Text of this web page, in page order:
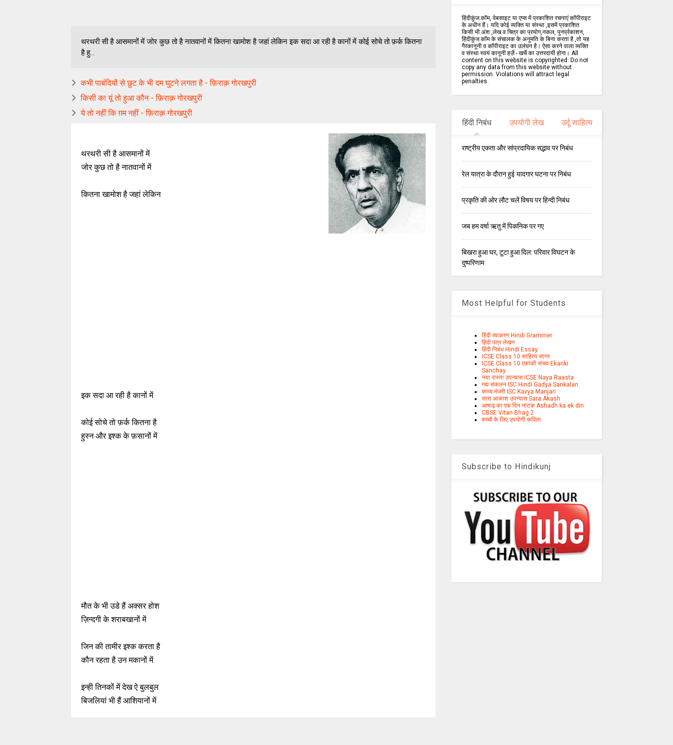
थरथरी सी है आसमानों में जोर कुछ तो है नातवानों में कितना खामोश है जहां लेकिन इक सदा आ रही है कानों में कोई सोचे तो फ़र्क कितना
है हु...
कभी पाबंदियों से छुट के भी दम घुटने लगता है - फ़िराक़ गोरखपुरी
किसी का यूं तो हुआ कौन - फ़िराक़ गोरखपुरी
ये तो नहीं कि ग़म नहीं - फ़िराक़ गोरखपुरी
थरथरी सी है आसमानों में
जोर कुछ तो है नातवानों में
कितना खामोश है जहां लेकिन
इक सदा आ रही है कानों में
कोई सोचे तो फ़र्क कितना है
हुस्न और इश्क के फ़सानों में
मौत के भी उडे हैं अक्सर होश
ज़िन्दगी के शराबखानों में
जिन की तामीर इश्क करता है
कौन रहता है उन मकानों में
इन्ही तिनकों में देख ऐ बुलबुल
बिजलियां भी हैं आशियानों में
हिंदीकुंज.कॉम, वेबसाइट या एप्स में प्रकाशित रचनाएं कॉपीराइट
के अधीन हैं। यदि कोई व्यक्ति या संस्था ,इसमें प्रकाशित
किसी भी अंश ,लेख व चित्र का प्रयोग,नकल, पुनर्प्रकाशन,
हिंदीकुंज.कॉम के संचालक के अनुमति के बिना करता है ,तो यह
गैरकानूनी व कॉपीराइट का उलंघन है। ऐसा करने वाला व्यक्ति
व संस्था स्वयं कानूनी हर्ज़े - खर्चे का उत्तरदायी होगा। All
content on this website is copyrighted. Do not
copy any data from this website without
permission. Violations will attract legal
penalties.
हिंदी निबंध उपयोगी लेख उर्दू साहित्य
राष्ट्रीय एकता और सांप्रदायिक सद्भाव पर निबंध
रेल यात्रा के दौरान हुई यादगार घटना पर निबंध
प्रकृति की ओर लौट चलें विषय पर हिन्दी निबंध
जब हम वर्षा ऋतु में पिकनिक पर गए
बिखरा हुआ घर, टूटा हुआ दिल: परिवार विघटन के
दुष्परिणाम
Most Helpful for Students
हिंदी व्याकरण Hindi Grammer
हिंदी पत्र लेखन
हिंदी निबंध Hindi Essay
ICSE Class 10 साहित्य सागर
ICSE Class 10 एकांकी संचय Ekanki
Sanchay
नया रास्ता उपन्यास ICSE Naya Raasta
गद्य संकलन ISC Hindi Gadya Sankalan
काव्य मंजरी ISC Kavya Manjari
सारा आकाश उपन्यास Sara Akash
आषाढ़ का एक दिन नाटक Ashadh ka ek din
CBSE Vitan Bhag 2
बच्चों के लिए उपयोगी कविता
Subscribe to Hindikunj